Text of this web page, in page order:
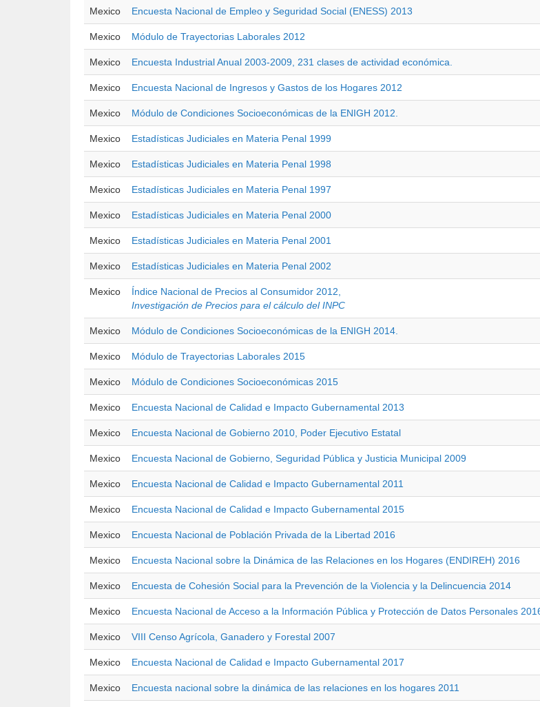
Mexico Encuesta Nacional de Empleo y Seguridad Social (ENESS) 2013
Mexico Módulo de Trayectorias Laborales 2012
Mexico Encuesta Industrial Anual 2003-2009, 231 clases de actividad económica.
Mexico Encuesta Nacional de Ingresos y Gastos de los Hogares 2012
Mexico Módulo de Condiciones Socioeconómicas de la ENIGH 2012.
Mexico Estadísticas Judiciales en Materia Penal 1999
Mexico Estadísticas Judiciales en Materia Penal 1998
Mexico Estadísticas Judiciales en Materia Penal 1997
Mexico Estadísticas Judiciales en Materia Penal 2000
Mexico Estadísticas Judiciales en Materia Penal 2001
Mexico Estadísticas Judiciales en Materia Penal 2002
Mexico
Índice Nacional de Precios al Consumidor 2012,
Investigación de Precios para el cálculo del INPC
Mexico Módulo de Condiciones Socioeconómicas de la ENIGH 2014.
Mexico Módulo de Trayectorias Laborales 2015
Mexico Módulo de Condiciones Socioeconómicas 2015
Mexico Encuesta Nacional de Calidad e Impacto Gubernamental 2013
Mexico Encuesta Nacional de Gobierno 2010, Poder Ejecutivo Estatal
Mexico Encuesta Nacional de Gobierno, Seguridad Pública y Justicia Municipal 2009
Mexico Encuesta Nacional de Calidad e Impacto Gubernamental 2011
Mexico Encuesta Nacional de Calidad e Impacto Gubernamental 2015
Mexico Encuesta Nacional de Población Privada de la Libertad 2016
Mexico Encuesta Nacional sobre la Dinámica de las Relaciones en los Hogares (ENDIREH) 2016
Mexico Encuesta de Cohesión Social para la Prevención de la Violencia y la Delincuencia 2014
Mexico Encuesta Nacional de Acceso a la Información Pública y Protección de Datos Personales
Mexico VIII Censo Agrícola, Ganadero y Forestal 2007
Mexico Encuesta Nacional de Calidad e Impacto Gubernamental 2017
Mexico Encuesta nacional sobre la dinámica de las relaciones en los hogares 2011